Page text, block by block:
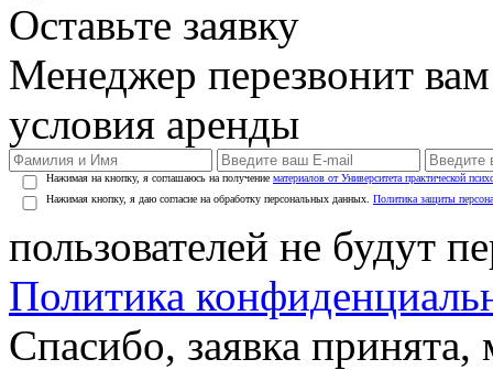
Оставьте заявку
Менеджер перезвонит
условия аренды
Нажимая на кнопку, я соглашаюсь на получение материалов от Университета практической
Нажимая кнопку, я даю согласие на обработку персональных данных. Политика защиты
пользователей не будут
Политика
Спасибо, заявка